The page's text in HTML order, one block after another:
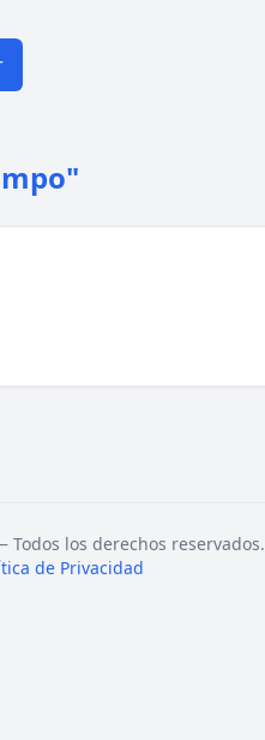
los derechos reservados.
de Privacidad